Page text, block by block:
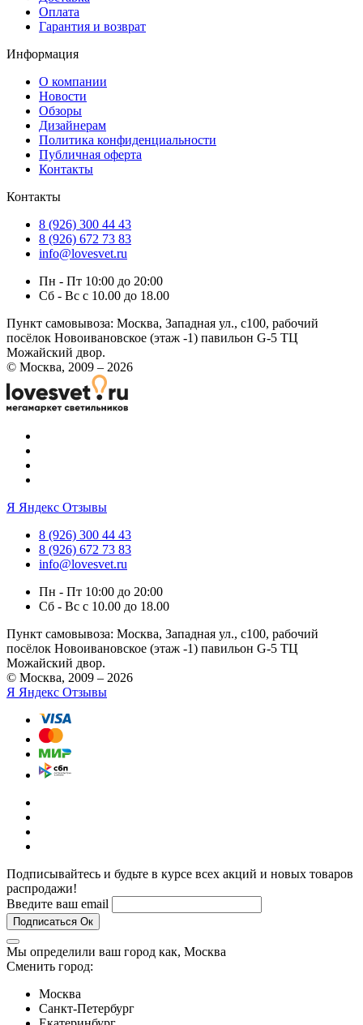
Оплата
Гарантия и возврат
Информация
О компании
Новости
Обзоры
Дизайнерам
Политика конфиденциальности
Публичная оферта
Контакты
Контакты
8 (926) 300 44 43
8 (926) 672 73 83
info@lovesvet.ru
Пн - Пт 10:00 до 20:00
Сб - Вс с 10.00 до 18.00
Пункт самовывоза: Москва, Западная ул., с100, рабочий
посёлок Новоивановское (этаж -1) павильон G-5 ТЦ
Можайский двор.
© Москва, 2009 – 2026
Я Яндекс Отзывы
8 (926) 300 44 43
8 (926) 672 73 83
info@lovesvet.ru
Пн - Пт 10:00 до 20:00
Сб - Вс с 10.00 до 18.00
Пункт самовывоза: Москва, Западная ул., с100, рабочий
посёлок Новоивановское (этаж -1) павильон G-5 ТЦ
Можайский двор.
© Москва, 2009 – 2026
Я Яндекс Отзывы
Подписывайтесь и будьте в курсе всех акций и новых товаров
распродажи!
Введите ваш email
Подписаться Ок
Мы определили ваш город как, Москва
Сменить город:
Москва
Санкт-Петербург